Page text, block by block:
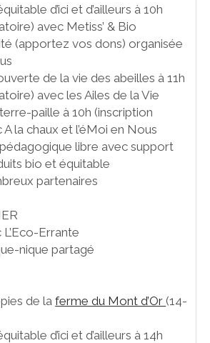
d’ici et d’ailleurs à 10h
avec Metiss’ & Bio
(apportez vos dons) organisée
de la vie des abeilles à 11h
avec les Ailes de la Vie
paille à 10h (inscription
la chaux et l’éMoi en Nous
libre avec support
bio et équitable
partenaires
Errante
nique partagé
de laferme du Mont d’Or(14-
d’ici et d’ailleurs à 14h